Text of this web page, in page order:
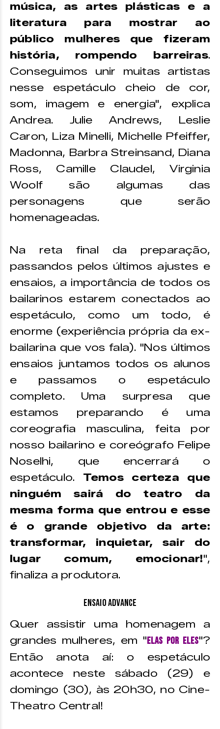
música, as artes plásticas e a
literatura para mostrar ao
público mulheres que fizeram
história, rompendo barreiras.
Conseguimos unir muitas artistas
nesse espetáculo cheio de cor,
som, imagem e energia", explica
Andrea. Julie Andrews, Leslie
Caron, Liza Minelli, Michelle Pfeiffer,
Madonna, Barbra Streinsand, Diana
Ross, Camille Claudel, Virginia
Woolf são algumas das
personagens que serão
homenageadas.
Na reta final da preparação,
passandos pelos últimos ajustes e
ensaios, a importância de todos os
bailarinos estarem conectados ao
espetáculo, como um todo, é
enorme (experiência própria da ex-
bailarina que vos fala). "Nos últimos
ensaios juntamos todos os alunos
e passamos o espetáculo
completo. Uma surpresa que
estamos preparando é uma
coreografia masculina, feita por
nosso bailarino e coreógrafo Felipe
Noselhi, que encerrará o
espetáculo. Temos certeza que
ninguém sairá do teatro da
mesma forma que entrou e esse
é o grande objetivo da arte:
transformar, inquietar, sair do
lugar comum, emocionar!",
finaliza a produtora.
Ensaio Advance
Quer assistir uma homenagem a
grandes mulheres, em "Elas por Eles"?
Então anota aí: o espetáculo
acontece neste sábado (29) e
domingo (30), às 20h30, no Cine-
Theatro Central!